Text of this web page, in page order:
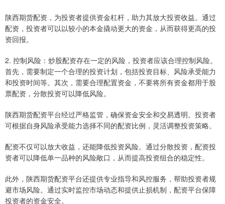
陕西期货配资，为投资者提供资金杠杆，助力其放大投资收益。通过
配资，投资者可以以较小的本金撬动更大的资金，从而获得更高的投
资回报。
2. 控制风险：炒股配资存在一定的风险，投资者应该合理控制风险。
首先，需要制定一个合理的投资计划，包括投资目标、风险承受能力
和投资时间等。其次，需要合理配置资金，不要将所有资金都用于股
票配资，分散投资可以降低风险。
陕西期货配资平台经过严格监管，确保资金安全和交易透明。投资者
可根据自身风险承受能力选择不同的配资比例，灵活调整投资策略。
配资不仅可以放大收益，还能降低投资风险。通过分散投资，配资投
资者可以降低单一品种的风险敞口，从而提高投资组合的稳定性。
此外，陕西期货配资平台还提供专业指导和风控服务，帮助投资者规
避市场风险。通过实时监控市场动态和提供止损机制，配资平台保障
投资者的资金安全。